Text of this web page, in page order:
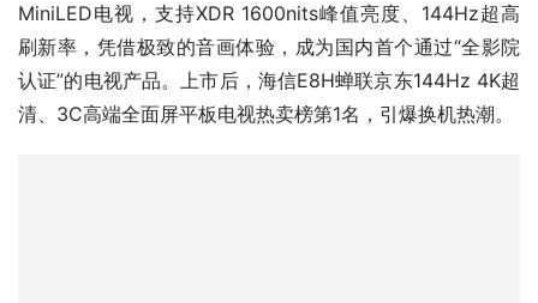
MiniLED电视，支持XDR 1600nits峰值亮度、144Hz超高
刷新率，凭借极致的音画体验，成为国内首个通过“全影院
认证”的电视产品。上市后，海信E8H蝉联京东144Hz 4K超
清、3C高端全面屏平板电视热卖榜第1名，引爆换机热潮。